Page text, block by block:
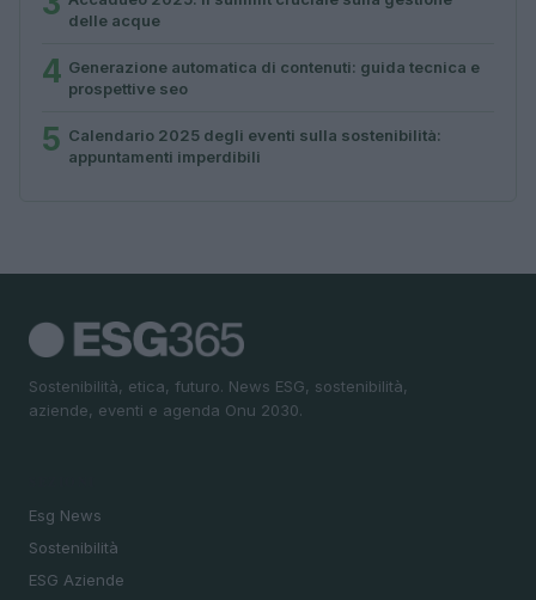
delle acque
4 Generazione automatica di contenuti: guida tecnica e
prospettive seo
5 Calendario 2025 degli eventi sulla sostenibilità:
appuntamenti imperdibili
Sostenibilità, etica, futuro. News ESG, sostenibilità,
aziende, eventi e agenda Onu 2030.
Esg News
Sostenibilità
ESG Aziende